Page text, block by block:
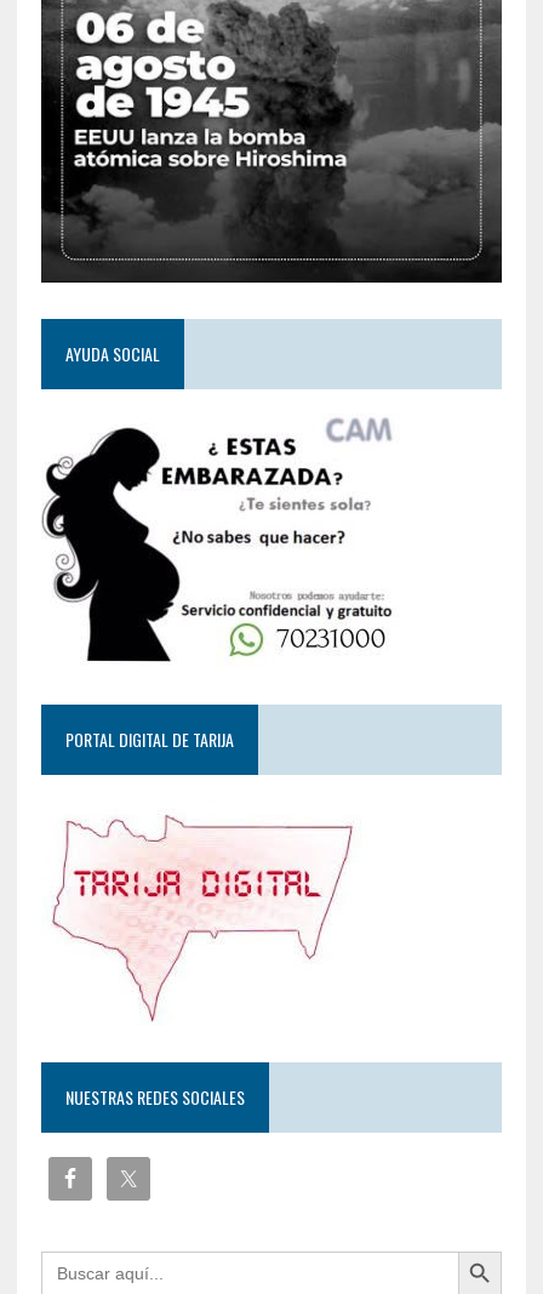
AYUDA SOCIAL
PORTAL DIGITAL DE TARIJA
NUESTRAS REDES SOCIALES
Buscar: Botón de búsqueda